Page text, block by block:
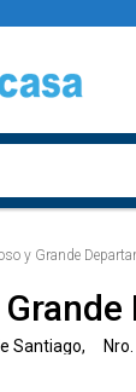
y Grande
Santiago, Nro.